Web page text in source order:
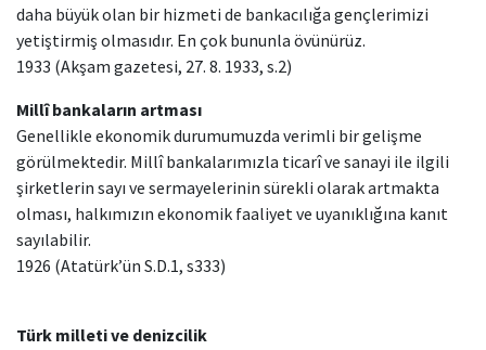
daha büyük olan bir hizmeti de bankacılığa gençlerimizi
yetiştirmiş olmasıdır. En çok bununla övünürüz.
1933 (Akşam gazetesi, 27. 8. 1933, s.2)
Millî bankaların artması
Genellikle ekonomik durumumuzda verimli bir gelişme
görülmektedir. Millî bankalarımızla ticarî ve sanayi ile ilgili
şirketlerin sayı ve sermayelerinin sürekli olarak artmakta
olması, halkımızın ekonomik faaliyet ve uyanıklığına kanıt
sayılabilir.
1926 (Atatürk’ün S.D.1, s333)
Türk milleti ve denizcilik